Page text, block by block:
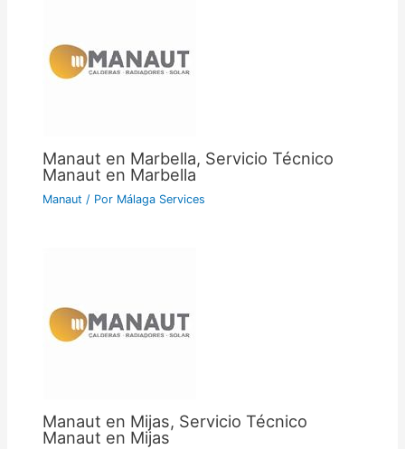
Manaut en Marbella, Servicio Técnico
Manaut en Marbella
Manaut / Por Málaga Services
Manaut en Mijas, Servicio Técnico
Manaut en Mijas